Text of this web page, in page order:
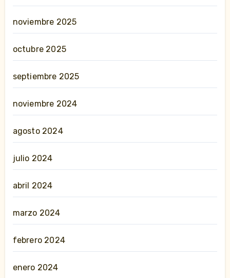
noviembre 2025
octubre 2025
septiembre 2025
noviembre 2024
agosto 2024
julio 2024
abril 2024
marzo 2024
febrero 2024
enero 2024